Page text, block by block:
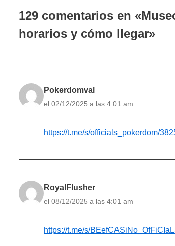
129 comentarios en
horarios y cómo llegar»
Pokerdomval
el 02/12/2025 a las 4:01 am
https://t.me/s/officials_pokerdom/
RoyalFlusher
el 08/12/2025 a las 4:01 am
https://t.me/s/